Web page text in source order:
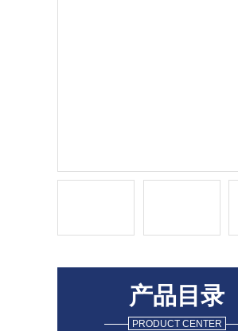
产品目录
PRODUCT CENTER